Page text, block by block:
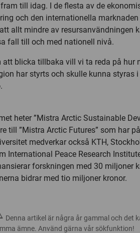
till idag. I de flesta av de
och den internationella
allt mindre av resursanvändningen
fall till och med nationell nivå.
att blicka tillbaka vill vi ta reda på hur
har styrts och skulle kunna styras
heter ”Mistra Arctic Sustainable
till ”Mistra Arctic Futures” som har
medverkar också KTH,
International Peace Research
forskningen med 30 miljoner
bidrar med tio miljoner kronor.
Denna artikel är några år gammal och det
ämne. Använd gärna vår sökfunktion!